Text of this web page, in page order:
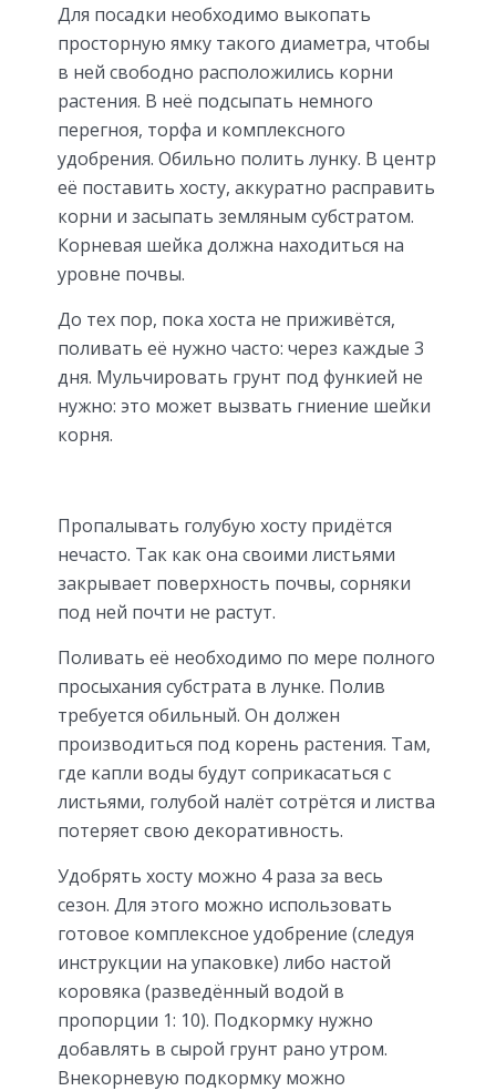
Для посадки необходимо выкопать
просторную ямку такого диаметра, чтобы
в ней свободно расположились корни
растения. В неё подсыпать немного
перегноя, торфа и комплексного
удобрения. Обильно полить лунку. В центр
её поставить хосту, аккуратно расправить
корни и засыпать земляным субстратом.
Корневая шейка должна находиться на
уровне почвы.
До тех пор, пока хоста не приживётся,
поливать её нужно часто: через каждые 3
дня. Мульчировать грунт под функией не
нужно: это может вызвать гниение шейки
корня.
Пропалывать голубую хосту придётся
нечасто. Так как она своими листьями
закрывает поверхность почвы, сорняки
под ней почти не растут.
Поливать её необходимо по мере полного
просыхания субстрата в лунке. Полив
требуется обильный. Он должен
производиться под корень растения. Там,
где капли воды будут соприкасаться с
листьями, голубой налёт сотрётся и листва
потеряет свою декоративность.
Удобрять хосту можно 4 раза за весь
сезон. Для этого можно использовать
готовое комплексное удобрение (следуя
инструкции на упаковке) либо настой
коровяка (разведённый водой в
пропорции 1: 10). Подкормку нужно
добавлять в сырой грунт рано утром.
Внекорневую подкормку можно